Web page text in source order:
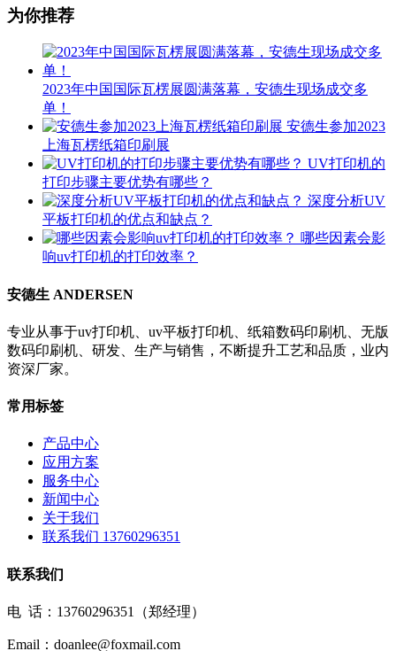
为你推荐
2023年中国国际瓦楞展圆满落幕，安德生现场成交多
单！
安德生参加2023
上海瓦楞纸箱印刷展
UV打印机的
打印步骤主要优势有哪些？
深度分析UV
平板打印机的优点和缺点？
哪些因素会影
响uv打印机的打印效率？
安德生 ANDERSEN
专业从事于uv打印机、uv平板打印机、纸箱数码印刷机、无版
数码印刷机、研发、生产与销售，不断提升工艺和品质，业内
资深厂家。
常用标签
产品中心
应用方案
服务中心
新闻中心
关于我们
联系我们 13760296351
联系我们
电 话：13760296351（郑经理）
Email：doanlee@foxmail.com